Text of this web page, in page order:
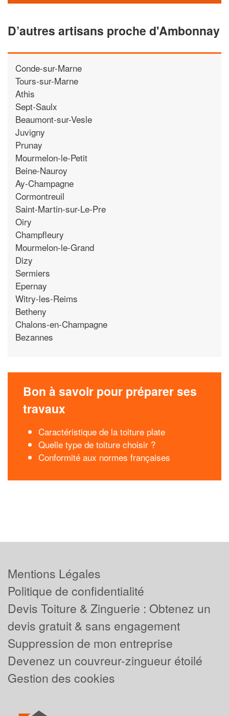
D’autres artisans proche d'Ambonnay
Conde-sur-Marne
Tours-sur-Marne
Athis
Sept-Saulx
Beaumont-sur-Vesle
Juvigny
Prunay
Mourmelon-le-Petit
Beine-Nauroy
Ay-Champagne
Cormontreuil
Saint-Martin-sur-Le-Pre
Oiry
Champfleury
Mourmelon-le-Grand
Dizy
Sermiers
Epernay
Witry-les-Reims
Betheny
Chalons-en-Champagne
Bezannes
Bon à savoir pour préparer ses
travaux
Caractéristique de la toiture plate
Quelle type de toiture choisir ?
Conformité aux normes françaises
Mentions Légales
Politique de confidentialité
Devis Toiture & Zinguerie : Obtenez un
devis gratuit & sans engagement
Suppression de mon entreprise
Devenez un couvreur-zingueur étoilé
Gestion des cookies